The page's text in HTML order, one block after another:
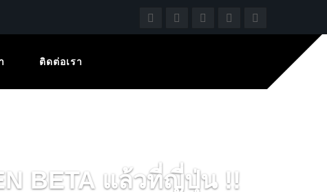
ติดต่อเรา
BETA แล้วที่ญี่ปุ่น !!